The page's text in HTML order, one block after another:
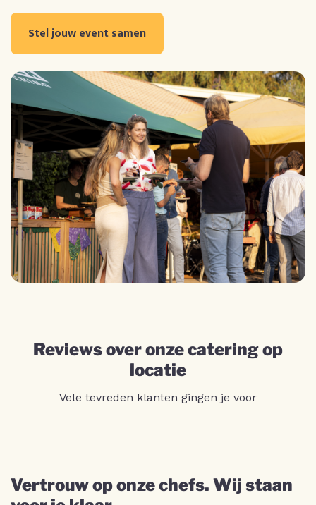
Stel jouw event samen
Reviews over onze catering op
locatie
Vele tevreden klanten gingen je voor
Vertrouw op onze chefs. Wij staan